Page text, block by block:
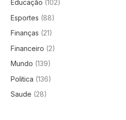
Educação (102)
Esportes (88)
Finanças (21)
Financeiro (2)
Mundo (139)
Politica (136)
Saude (28)